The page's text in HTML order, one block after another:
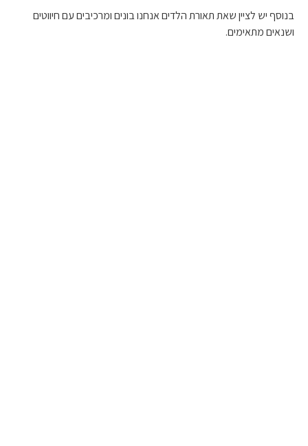
בנוסף יש לציין שאת תאורת הלדים אנחנו בונים ומרכיבים עם חיווטים
ושנאים מתאימים.